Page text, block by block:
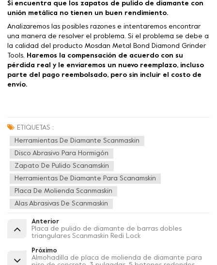
Si encuentra que los zapatos de pulido de diamante con
unión metálica no tienen un buen rendimiento.
Analizaremos las posibles razones e intentaremos encontrar
una manera de resolver el problema. Si el problema se debe a
la calidad del producto Mosdan Metal Bond Diamond Grinder
Tools, Haremos la compensación de acuerdo con su
pérdida real y le enviaremos un nuevo reemplazo, incluso
parte del pago reembolsado, pero sin incluir el costo de
envío.
ETIQUETAS :
Herramientas De Diamante Scanmaskin
Disco Abrasivo Para Hormigón
Zapato De Pulido Scanamskin
Herramientas De Diamante Para Scanamskin
Placa De Molienda Scanmaskin
Alas Abrasivas De Scanmaskin
Anterior
Placa de pulido de diamante de barras dobles
triangulares Scanmaskin Redi Lock
Próximo
Almohadilla de placa de molienda de diamante para